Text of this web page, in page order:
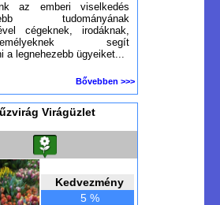
az emberi viselkedés
tudományának
cégeknek, irodáknak,
segít
a legnehezebb ügyeiket...
Bővebben >>>
Virágüzlet
Kedvezmény
5 %